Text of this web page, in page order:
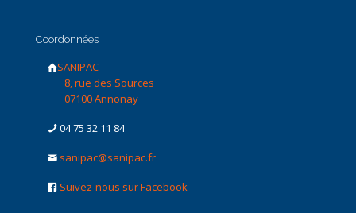
Coordonnées
SANIPAC
8, rue des Sources
07100 Annonay
04 75 32 11 84
sanipac@sanipac.fr
Suivez-nous sur Facebook